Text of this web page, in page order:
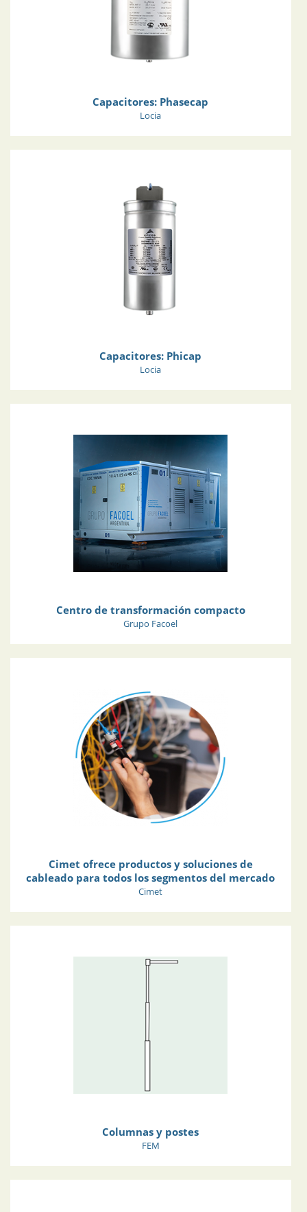
Capacitores: Phasecap
Locia
Capacitores: Phicap
Locia
Centro de transformación compacto
Grupo Facoel
Cimet ofrece productos y soluciones de
cableado para todos los segmentos del mercado
Cimet
Columnas y postes
FEM